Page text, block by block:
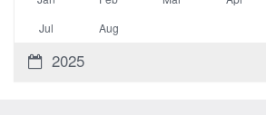
Jul
Aug
2025